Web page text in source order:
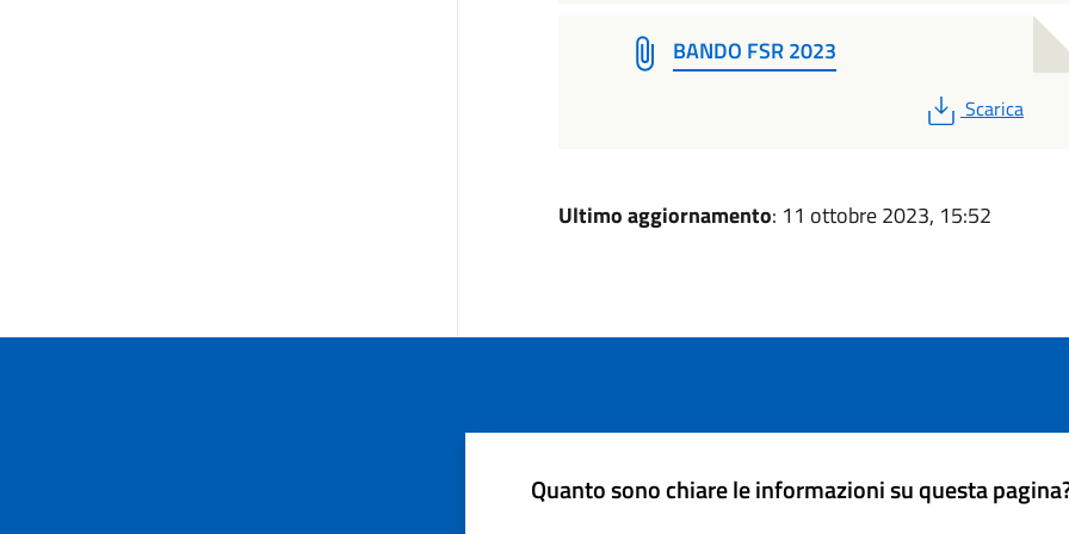
BANDO FSR 2023
PDF
Scarica
Ultimo aggiornamento: 11 ottobre 2023, 15:52
Quanto sono chiare le informazioni su questa